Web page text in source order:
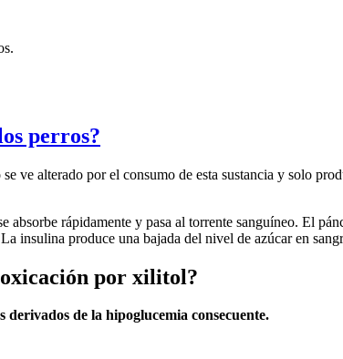
perros?
ve alterado por el consumo de esta sustancia y solo
rápidamente y pasa al torrente sanguíneo. El
La insulina produce una bajada del nivel de azúcar en
por xilitol?
derivados de la hipoglucemia consecuente.